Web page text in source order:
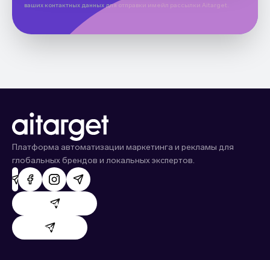
ваших контактных данных для отправки имейл рассылки Aitarget.
Платформа автоматизации маркетинга и рекламы для
глобальных брендов и локальных экспертов.
Поддержка AdHand
Поддержка Evido